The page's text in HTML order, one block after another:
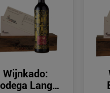
Wijnkado:
Langa